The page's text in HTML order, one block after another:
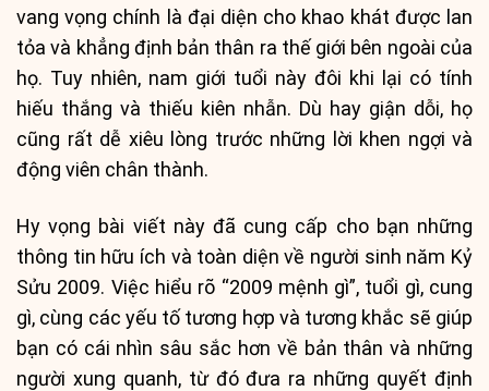
vang vọng chính là đại diện cho khao khát được lan
tỏa và khẳng định bản thân ra thế giới bên ngoài của
họ. Tuy nhiên, nam giới tuổi này đôi khi lại có tính
hiếu thắng và thiếu kiên nhẫn. Dù hay giận dỗi, họ
cũng rất dễ xiêu lòng trước những lời khen ngợi và
động viên chân thành.
Hy vọng bài viết này đã cung cấp cho bạn những
thông tin hữu ích và toàn diện về người sinh năm Kỷ
Sửu 2009. Việc hiểu rõ “2009 mệnh gì”, tuổi gì, cung
gì, cùng các yếu tố tương hợp và tương khắc sẽ giúp
bạn có cái nhìn sâu sắc hơn về bản thân và những
người xung quanh, từ đó đưa ra những quyết định